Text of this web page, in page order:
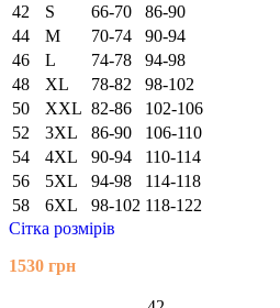
42
S 66-70
86-90
44
M 70-74
90-94
46
L 74-78
94-98
48
XL 78-82
98-102
50
XXL 82-86
102-106
52
3XL 86-90
106-110
54
4XL 90-94
110-114
56
5XL 94-98
114-118
58
6XL 98-102 118-122
Сітка розмірів
1530 грн